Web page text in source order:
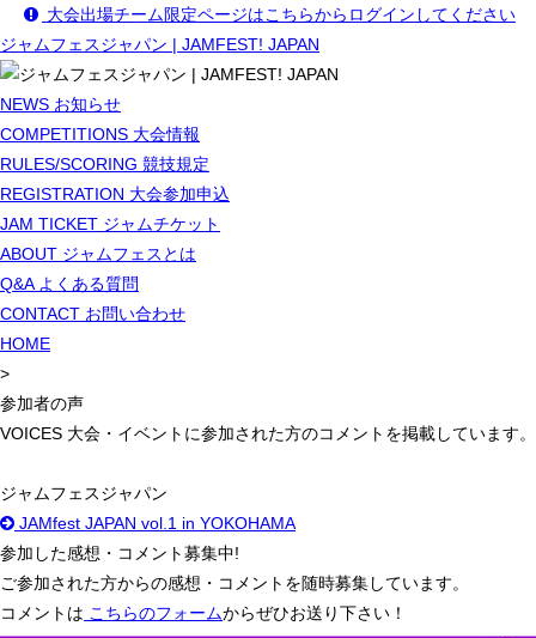
大会出場チーム限定ページはこちらからログインしてください
ジャムフェスジャパン | JAMFEST! JAPAN
NEWS お知らせ
COMPETITIONS 大会情報
RULES/SCORING 競技規定
REGISTRATION 大会参加申込
JAM TICKET ジャムチケット
ABOUT ジャムフェスとは
Q&A よくある質問
CONTACT お問い合わせ
HOME
>
参加者の声
VOICES 大会・イベントに参加された方のコメントを掲載しています。
ジャムフェスジャパン
JAMfest JAPAN vol.1 in YOKOHAMA
参加した感想・コメント募集中!
ご参加された方からの感想・コメントを随時募集しています。
コメントは こちらのフォームからぜひお送り下さい！